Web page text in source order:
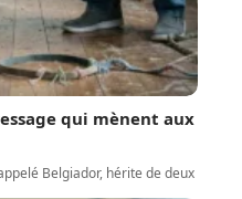
qui mènent aux
Belgiador, hérite de deux